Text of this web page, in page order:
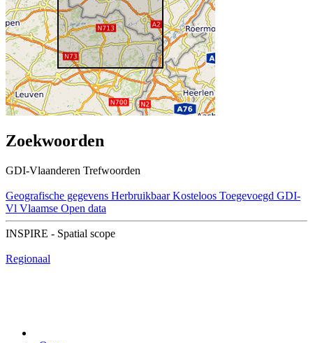
Zoekwoorden
GDI-Vlaanderen Trefwoorden
Geografische gegevens Herbruikbaar Kosteloos Toegevoegd GDI-
Vl Vlaamse Open data
INSPIRE - Spatial scope
Regionaal